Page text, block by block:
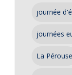
journée
journées
La Pérouse